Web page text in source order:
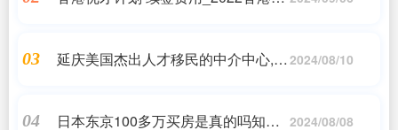
03
延庆美国杰出人才移民的中介中心,杜 2024/08/10
04
日本东京100多万买房是真的吗知乎|
2024/08/08